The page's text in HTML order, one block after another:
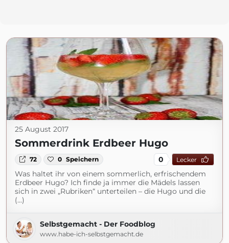
25 August 2017
Sommerdrink Erdbeer Hugo
72 0 Speichern 0 Lecker
Was haltet ihr von einem sommerlich, erfrischendem
Erdbeer Hugo? Ich finde ja immer die Mädels lassen
sich in zwei „Rubriken“ unterteilen – die Hugo und die
(...)
Selbstgemacht - Der Foodblog
www.habe-ich-selbstgemacht.de